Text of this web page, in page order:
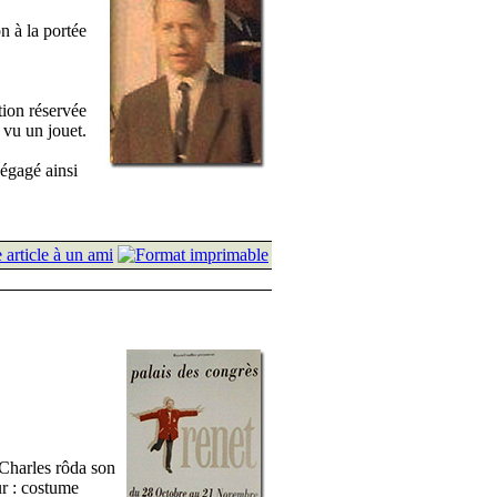
à la portée
réservée
vu un jouet.
ainsi
rôda son
: costume